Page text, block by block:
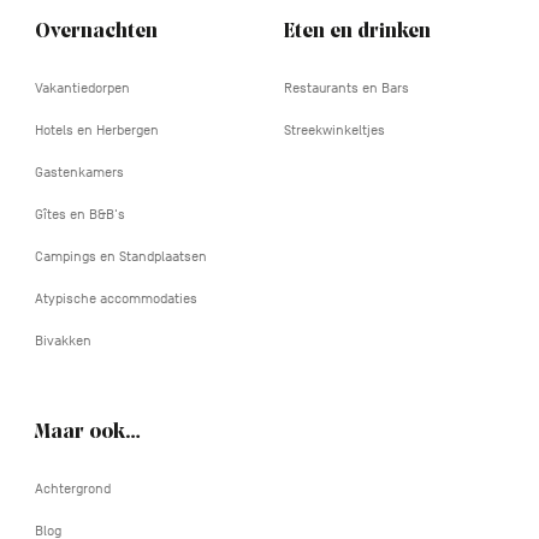
Overnachten
Vakantiedorpen
Hotels en Herbergen
Gastenkamers
Gîtes en B&B's
Campings en Standplaatsen
Atypische accommodaties
Bivakken
Eten en drinken
Restaurants en Bars
Streekwinkeltjes
Maar ook…
Achtergrond
Blog